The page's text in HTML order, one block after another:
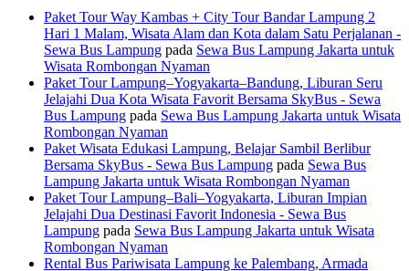
Paket Tour Way Kambas + City Tour Bandar Lampung 2
Hari 1 Malam, Wisata Alam dan Kota dalam Satu Perjalanan -
Sewa Bus Lampung pada Sewa Bus Lampung Jakarta untuk
Wisata Rombongan Nyaman
Paket Tour Lampung–Yogyakarta–Bandung, Liburan Seru
Jelajahi Dua Kota Wisata Favorit Bersama SkyBus - Sewa
Bus Lampung pada Sewa Bus Lampung Jakarta untuk Wisata
Rombongan Nyaman
Paket Wisata Edukasi Lampung, Belajar Sambil Berlibur
Bersama SkyBus - Sewa Bus Lampung pada Sewa Bus
Lampung Jakarta untuk Wisata Rombongan Nyaman
Paket Tour Lampung–Bali–Yogyakarta, Liburan Impian
Jelajahi Dua Destinasi Favorit Indonesia - Sewa Bus
Lampung pada Sewa Bus Lampung Jakarta untuk Wisata
Rombongan Nyaman
Rental Bus Pariwisata Lampung ke Palembang, Armada